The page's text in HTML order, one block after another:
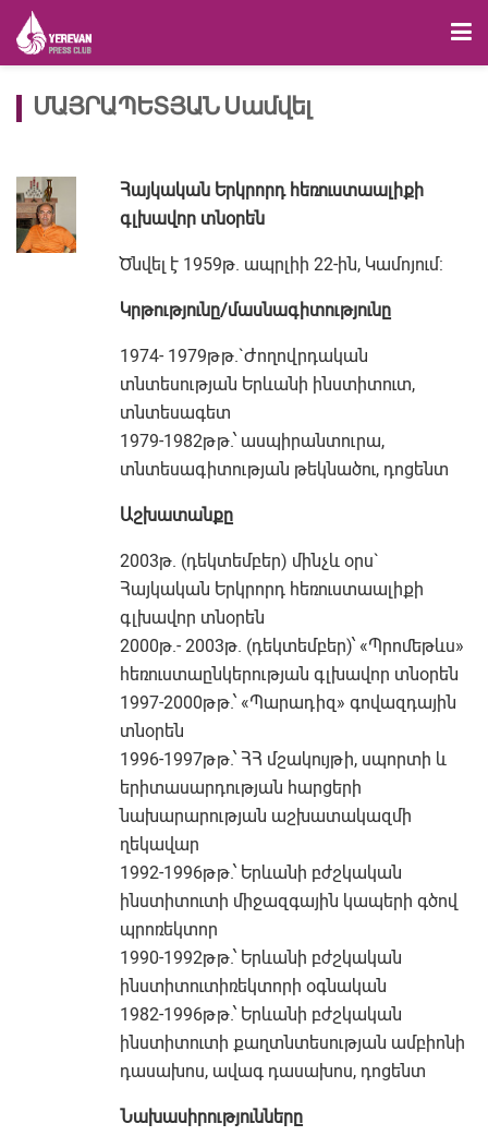
ՄԱՅՐԱՊԵՏՅԱՆ Սամվել
Հայկական Երկրորդ հեռուստաալիքի
գլխավոր տնօրեն
Ծնվել է 1959թ. ապրլիի 22-ին, Կամոյում:
Կրթությունը/մասնագիտությունը
1974- 1979թթ.`Ժողովրդական
տնտեսության Երևանի ինստիտուտ,
տնտեսագետ
1979-1982թթ.՝ ասպիրանտուրա,
տնտեսագիտության թեկնածու, դոցենտ
Աշխատանքը
2003թ. (դեկտեմբեր) մինչև օրս`
Հայկական Երկրորդ հեռուստաալիքի
գլխավոր տնօրեն
2000թ.- 2003թ. (դեկտեմբեր)՝ «Պրոմեթևս»
հեռուստաընկերության գլխավոր տնօրեն
1997-2000թթ.՝ «Պարադիզ» գովազդային
տնօրեն
1996-1997թթ.՝ ՀՀ մշակույթի, սպորտի և
երիտասարդության հարցերի
նախարարության աշխատակազմի
ղեկավար
1992-1996թթ.՝ Երևանի բժշկական
ինստիտուտի միջազգային կապերի գծով
պրոռեկտոր
1990-1992թթ.՝ Երևանի բժշկական
ինստիտուտիռեկտորի օգնական
1982-1996թթ.՝ Երևանի բժշկական
ինստիտուտի քաղտնտեսության ամբիոնի
դասախոս, ավագ դասախոս, դոցենտ
Նախասիրությունները